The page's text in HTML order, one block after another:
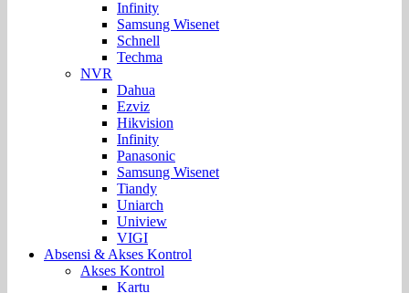
Infinity
Samsung Wisenet
Schnell
Techma
NVR
Dahua
Ezviz
Hikvision
Infinity
Panasonic
Samsung Wisenet
Tiandy
Uniarch
Uniview
VIGI
Absensi & Akses Kontrol
Akses Kontrol
Kartu